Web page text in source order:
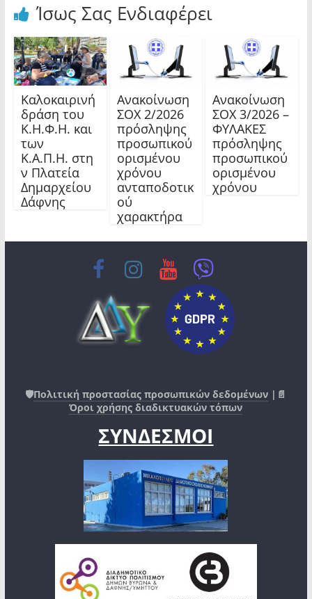
Ίσως Σας Ενδιαφέρει
Καλοκαιρινή
δράση του
Κ.Η.Φ.Η. και
των
Κ.Α.Π.Η. στη
ν Πλατεία
Δημαρχείου
Δάφνης
Ανακοίνωση
ΣΟΧ 2/2026
πρόσληψης
προσωπικού
ορισμένου
χρόνου
ανταποδοτικ
ού
χαρακτήρα
Ανακοίνωση
ΣΟΧ 3/2026 –
ΦΥΛΑΚΕΣ
πρόσληψης
προσωπικού
ορισμένου
χρόνου
🛡️Πολιτική προστασίας προσωπικών δεδομένων |📄
Όροι χρήσης διαδικτυακών τόπων
ΣΥΝΔΕΣΜΟΙ